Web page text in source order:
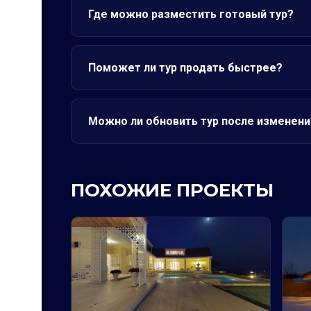
Где можно разместить готовый тур?
Поможет ли тур продать быстрее?
Можно ли обновить тур после
ПОХОЖИЕ ПРОЕКТЫ